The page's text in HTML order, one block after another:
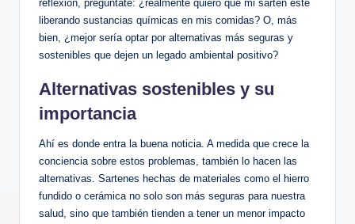
reflexión, pregúntate: ¿realmente quiero que mi sartén esté
liberando sustancias químicas en mis comidas? O, más
bien, ¿mejor sería optar por alternativas más seguras y
sostenibles que dejen un legado ambiental positivo?
Alternativas sostenibles y su
importancia
Ahí es donde entra la buena noticia. A medida que crece la
conciencia sobre estos problemas, también lo hacen las
alternativas. Sartenes hechas de materiales como el hierro
fundido o cerámica no solo son más seguras para nuestra
salud, sino que también tienden a tener un menor impacto